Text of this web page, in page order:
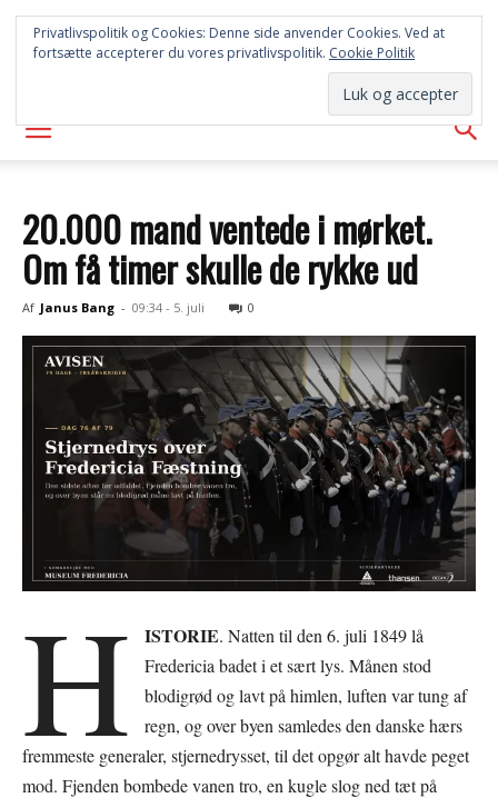
SYD
AVISEN
20.000 mand ventede i mørket.
Om få timer skulle de rykke ud
Af Janus Bang - 09:34 - 5. juli 0
H ISTORIE. Natten til den 6. juli 1849 lå
Fredericia badet i et sært lys. Månen stod
blodigrød og lavt på himlen, luften var tung af
regn, og over byen samledes den danske hærs
fremmeste generaler, stjernedrysset, til det opgør alt havde peget
mod. Fjenden bombede vanen tro, en kugle slog ned tæt på
Privatlivspolitik og Cookies: Denne side anvender Cookies. Ved at
fortsætte accepterer du vores privatlivspolitik. Cookie Politik